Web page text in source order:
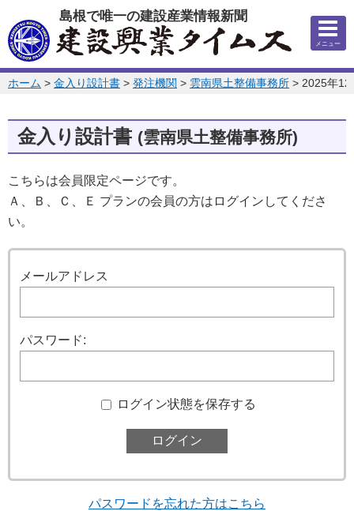
このページの本文へ
島根で唯一の建設産業情報新聞
メニュー
このページの位置:
ホーム > 金入り設計書 > 発注機関 > 雲南県土整備事務所 > 2025年12
金入り設計書 (雲南県土整備事務所)
こちらは会員限定ページです。
Ａ、Ｂ、Ｃ、Ｅ プランの会員の方はログインしてくださ
い。
メールアドレス
パスワード:
ログイン状態を保存する
パスワードを忘れた方はこちら